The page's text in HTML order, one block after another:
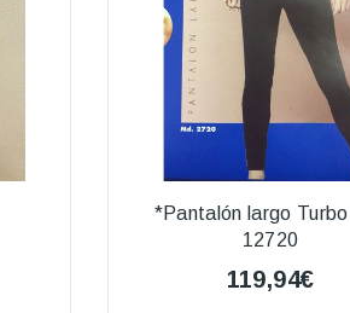
*Pantalón largo Turbo
12720
119,94€